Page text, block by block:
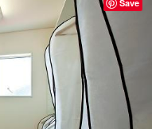
Save